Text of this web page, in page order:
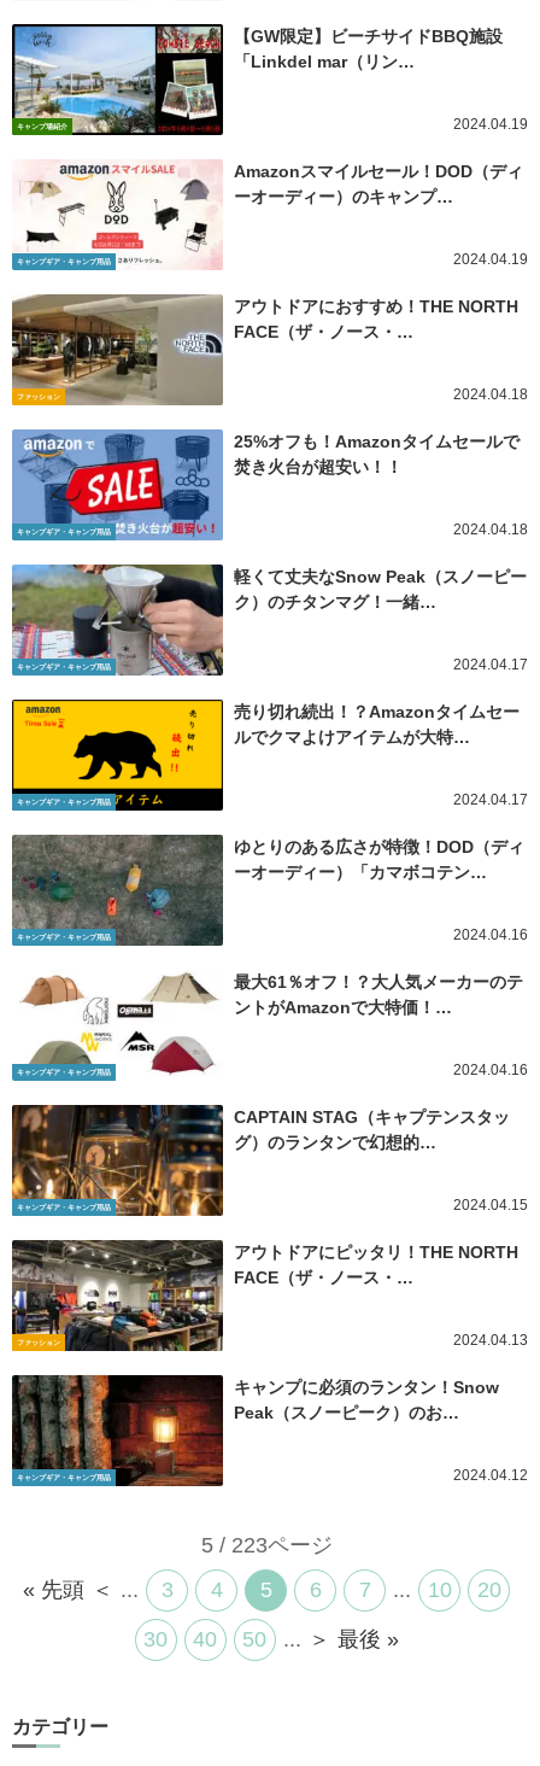
キャンプ場紹介
【GW限定】ビーチサイドBBQ施設
「Linkdel mar（リン…
2024.04.19
キャンプギア・キャンプ用品
Amazonスマイルセール！DOD（ディ
ーオーディー）のキャンプ…
2024.04.19
ファッション
アウトドアにおすすめ！THE NORTH
FACE（ザ・ノース・…
2024.04.18
キャンプギア・キャンプ用品
25%オフも！Amazonタイムセールで
焚き火台が超安い！！
2024.04.18
キャンプギア・キャンプ用品
軽くて丈夫なSnow Peak（スノーピー
ク）のチタンマグ！一緒…
2024.04.17
キャンプギア・キャンプ用品
売り切れ続出！？Amazonタイムセー
ルでクマよけアイテムが大特…
2024.04.17
キャンプギア・キャンプ用品
ゆとりのある広さが特徴！DOD（ディ
ーオーディー）「カマボコテン…
2024.04.16
キャンプギア・キャンプ用品
最大61％オフ！？大人気メーカーのテ
ントがAmazonで大特価！…
2024.04.16
キャンプギア・キャンプ用品
CAPTAIN STAG（キャプテンスタッ
グ）のランタンで幻想的…
2024.04.15
ファッション
アウトドアにピッタリ！THE NORTH
FACE（ザ・ノース・…
2024.04.13
キャンプギア・キャンプ用品
キャンプに必須のランタン！Snow
Peak（スノーピーク）のお…
2024.04.12
5 / 223ページ
« 先頭 ＜ ... 3 4 5 6 7 ... 10 20
30 40 50 ... ＞ 最後 »
カテゴリー